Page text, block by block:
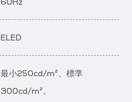
ELED
最小250cd/m²、標準
300cd/m²。